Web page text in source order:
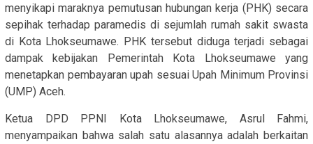
menyikapi maraknya pemutusan hubungan kerja (PHK) secara
sepihak terhadap paramedis di sejumlah rumah sakit swasta
di Kota Lhokseumawe. PHK tersebut diduga terjadi sebagai
dampak kebijakan Pemerintah Kota Lhokseumawe yang
menetapkan pembayaran upah sesuai Upah Minimum Provinsi
(UMP) Aceh.
Ketua DPD PPNI Kota Lhokseumawe, Asrul Fahmi,
menyampaikan bahwa salah satu alasannya adalah berkaitan